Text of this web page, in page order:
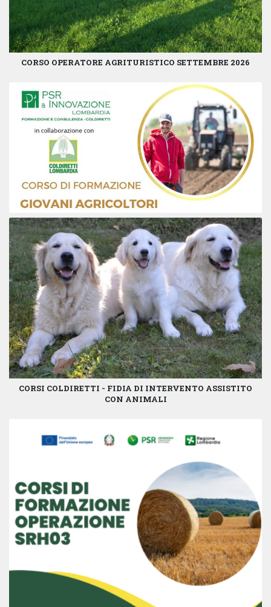
CORSO OPERATORE AGRITURISTICO SETTEMBRE 2026
CORSI COLDIRETTI - FIDIA DI INTERVENTO ASSISTITO
CON ANIMALI